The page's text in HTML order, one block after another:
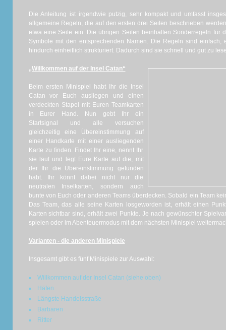
Die Anleitung ist irgendwie putzig, sehr kompakt und umfasst
allgemeine Regeln, die auf den ersten drei Seiten beschrieben
etwa eine Seite ein. Die übrigen Seiten beinhalten Sonderregeln für
Symbole mit den entsprechenden Namen. Die Regeln sind
hindurch einheitlich strukturiert. Dadurch sind sie schnell und gut zu
„Willkommen auf der Insel Catan“
Beim ersten Minispiel habt Ihr die Insel
Catan vor Euch ausliegen und einen
verdeckten Stapel mit Euren Teamkarten
in Eurer Hand. Nun gebt Ihr ein
Startsignal und alle versuchen
gleichzeitig eine Übereinstimmung auf
einer Handkarte mit einer ausliegenden
Karte zu finden. Findet Ihr eine, nennt Ihr
sie laut und legt Eure Karte auf die, mit
der Ihr die Übereinstimmung gefunden
habt. Ihr könnt dabei nicht nur die
neutralen Inselkarten, sondern auch
bunte von Euch oder anderen Teams überdecken. Sobald ein Team
Das Team, das alle seine Karten losgeworden ist, erhält einen
Karten sichtbar sind, erhält zwei Punkte. Je nach gewünschter
spielen oder im Abenteuermodus mit dem nächsten Minispiel
Varianten - die anderen Minispiele
Insgesamt gibt es fünf Minispiele zur Auswahl:
Willkommen auf der Insel Catan (siehe oben)
Häfen
Längste Handelsstraße
Barbaren
Ritter